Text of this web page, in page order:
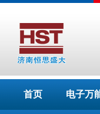
首页 电子万